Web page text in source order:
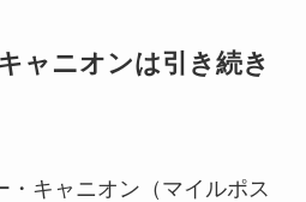
ャニオンは引き続き
・キャニオン（マイルポス